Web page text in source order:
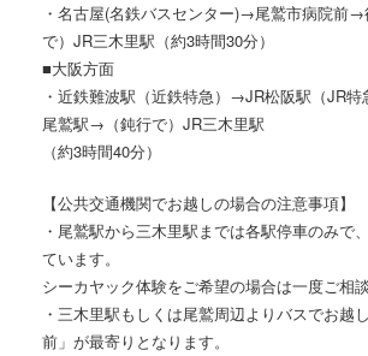
・名古屋(名鉄バスセンター)→尾鷲市病院
で）JR三木里駅（約3時間30分）
■大阪方面
・近鉄難波駅（近鉄特急）→JR松阪駅（JR
尾鷲駅→（鈍行で）JR三木里駅
（約3時間40分）
【公共交通機関でお越しの場合の注意事項】
・尾鷲駅から三木里駅までは各駅停車のみで
ています。
シーカヤック体験をご希望の場合は一度ご相談
・三木里駅もしくは尾鷲周辺よりバスでお越
前」が最寄りとなります。